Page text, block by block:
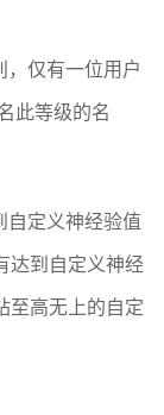
仅有一位用户
此等级的名
自定义神经验值
达到自定义神经
至高无上的自定